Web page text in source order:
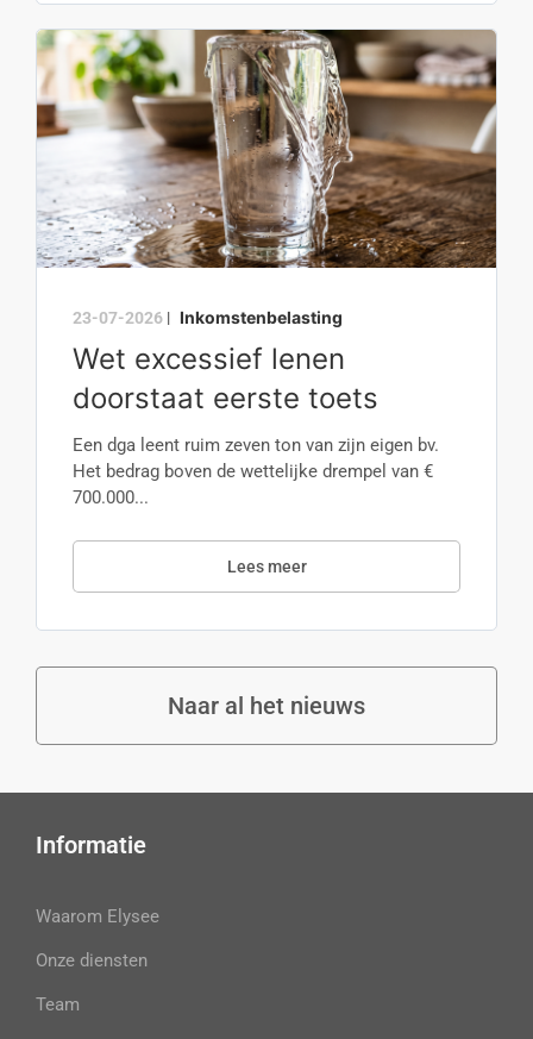
23-07-2026 | Inkomstenbelasting
Wet excessief lenen
doorstaat eerste toets
Een dga leent ruim zeven ton van zijn eigen bv.
Het bedrag boven de wettelijke drempel van €
700.000...
Lees meer
Naar al het nieuws
Informatie
Waarom Elysee
Onze diensten
Team